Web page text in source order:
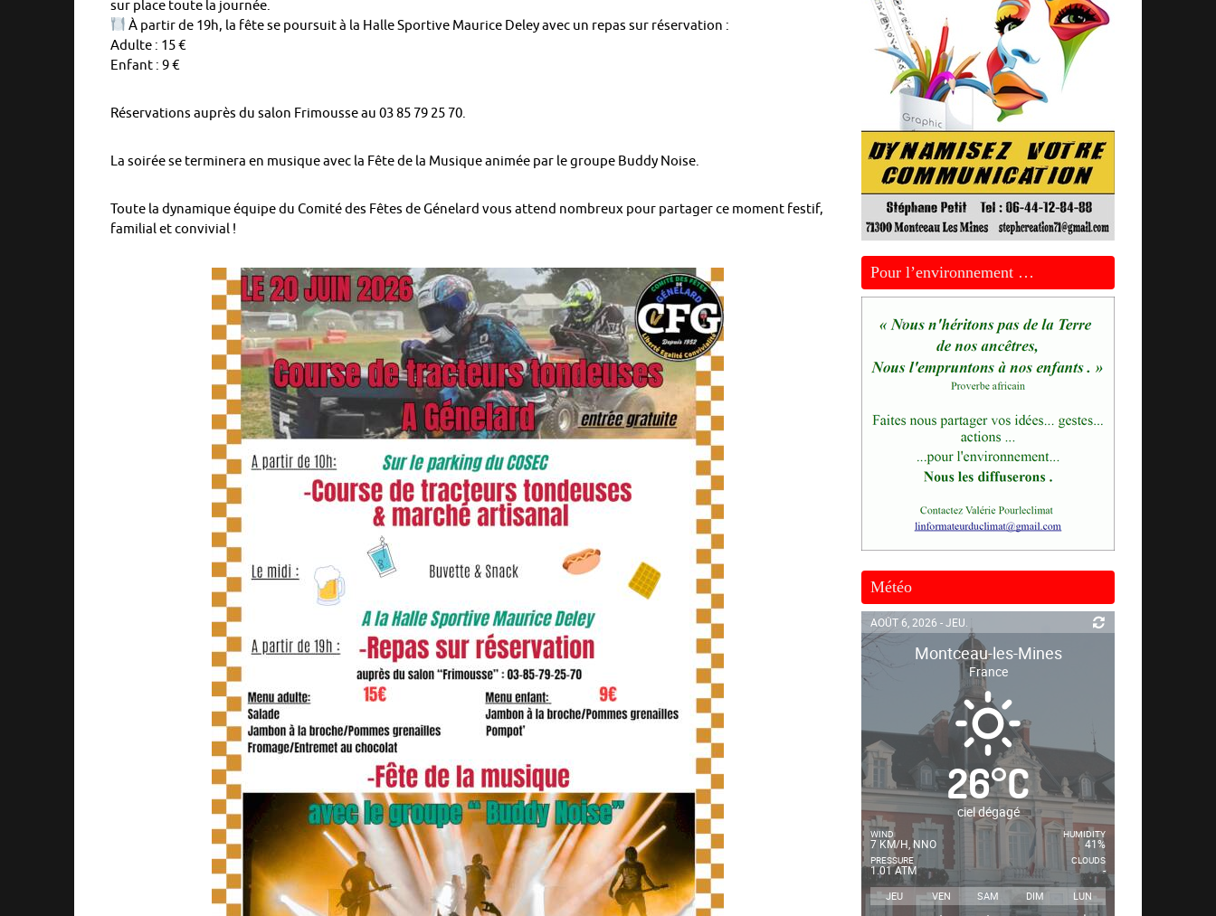
sur place toute la journée.
À partir de 19h, la fête se poursuit à la Halle Sportive Maurice Deley avec un repas sur réservation :
Adulte : 15 €
Enfant : 9 €
Réservations auprès du salon Frimousse au 03 85 79 25 70.
La soirée se terminera en musique avec la Fête de la Musique animée par le groupe Buddy Noise.
Toute la dynamique équipe du Comité des Fêtes de Génelard vous attend nombreux pour partager ce moment festif,
familial et convivial !
Pour l’environnement …
Météo
AOÛT 6, 2026 - JEU.
Montceau-les-Mines
France
26°C
ciel dégagé
WIND
7 KM/H, NNO
PRESSURE
1.01 ATM
HUMIDITY
41%
CLOUDS
-
JEU VEN SAM DIM LUN